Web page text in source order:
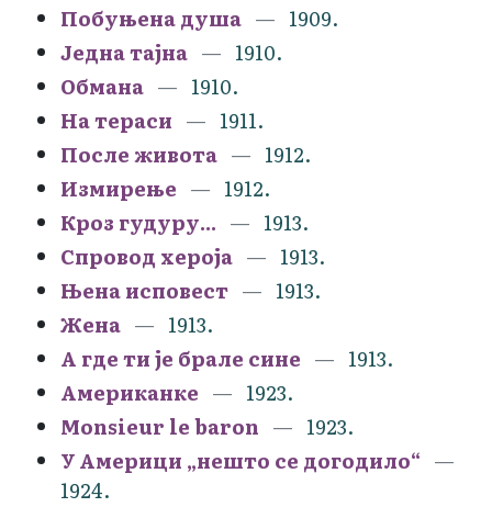
Побуњена душа
1909.
Једна тајна
1910.
Обмана
1910.
На тераси
1911.
После живота
1912.
Измирење
1912.
Кроз гудуру...
1913.
Спровод хероја
1913.
Њена исповест
1913.
Жена
1913.
А где ти је брале сине
1913.
Американке
1923.
Monsieur le baron
1923.
У Америци „нешто се догодило“
1924.